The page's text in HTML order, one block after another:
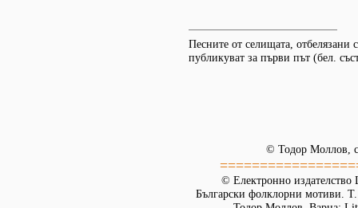
Песните от селищата, отбелязани
публикуват за първи път (бел.
© Тодор Моллов,
© Електронно издателство
Български фолклорни мотиви.